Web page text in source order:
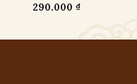
290.000 ₫